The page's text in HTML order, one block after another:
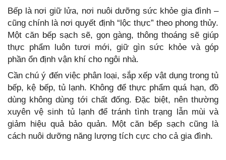
Bếp là nơi giữ lửa, nơi nuôi dưỡng sức khỏe gia đình –
cũng chính là nơi quyết định “lộc thực” theo phong thủy.
Một căn bếp sạch sẽ, gọn gàng, thông thoáng sẽ giúp
thực phẩm luôn tươi mới, giữ gìn sức khỏe và góp
phần ổn định vận khí cho ngôi nhà.
Cần chú ý đến việc phân loại, sắp xếp vật dụng trong tủ
bếp, kệ bếp, tủ lạnh. Không để thực phẩm quá hạn, đồ
dùng không dùng tới chất đống. Đặc biệt, nên thường
xuyên vệ sinh tủ lạnh để tránh tình trạng lẫn mùi và
giảm hiệu quả bảo quản. Một căn bếp sạch cũng là
cách nuôi dưỡng năng lượng tích cực cho cả gia đình.